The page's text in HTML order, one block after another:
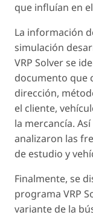
que influían en
La información
simulación
VRP Solver se
documento que
dirección,
el cliente,
la mercancía.
analizaron las
de estudio y
Finalmente, se
programa VRP
variante de la